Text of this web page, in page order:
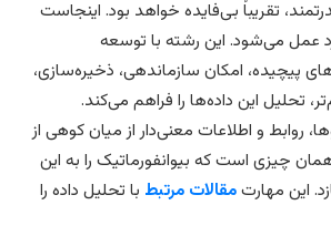
تقریباً بی‌فایده خواهد بود. اینجاست
می‌شود. این رشته با توسعه
امکان سازماندهی، ذخیره‌سازی،
این داده‌ها را فراهم می‌کند.
و اطلاعات معنی‌دار از میان کوهی از
است که بیوانفورماتیک را به این
مهارتمقالات مرتبطبا تحلیل داده را